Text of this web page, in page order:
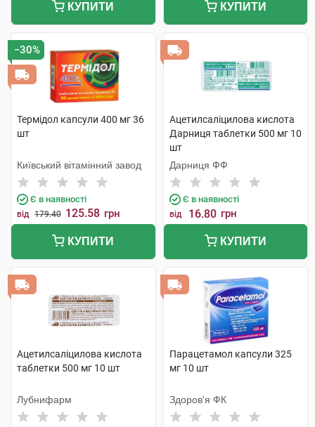
КУПИТИ КУПИТИ
−30%
Термідол капсули 400 мг 36
шт
Київський вітамінний завод
Є в наявності
від 179.40 125.58 грн
КУПИТИ
Ацетилсаліцилова кислота
Дарниця таблетки 500 мг 10
шт
Дарниця ФФ
Є в наявності
від 16.80 грн
КУПИТИ
Ацетилсаліцилова кислота
таблетки 500 мг 10 шт
Лубнифарм
Парацетамол капсули 325
мг 10 шт
Здоров'я ФК